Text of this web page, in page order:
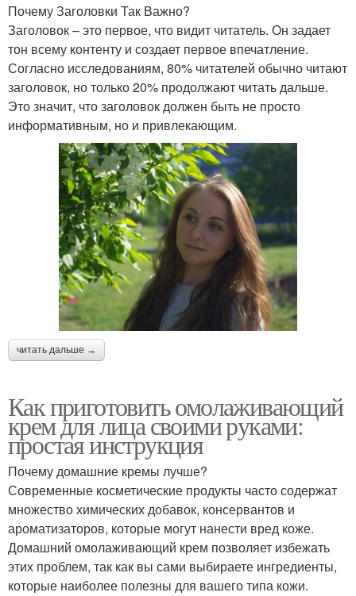
Почему Заголовки Так Важно?
Заголовок – это первое, что видит читатель. Он задает
тон всему контенту и создает первое впечатление.
Согласно исследованиям, 80% читателей обычно читают
заголовок, но только 20% продолжают читать дальше.
Это значит, что заголовок должен быть не просто
информативным, но и привлекающим.
читать дальше →
Как приготовить омолаживающий
крем для лица своими руками:
простая инструкция
Почему домашние кремы лучше?
Современные косметические продукты часто содержат
множество химических добавок, консервантов и
ароматизаторов, которые могут нанести вред коже.
Домашний омолаживающий крем позволяет избежать
этих проблем, так как вы сами выбираете ингредиенты,
которые наиболее полезны для вашего типа кожи.